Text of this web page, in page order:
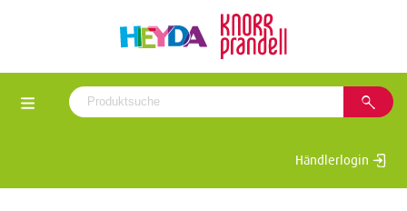
Händlerlogin